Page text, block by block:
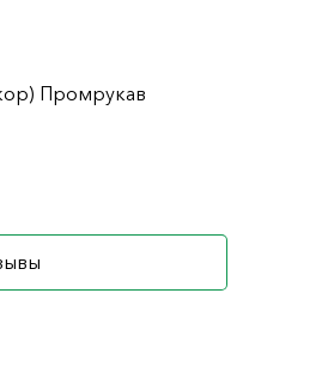
Промрукав